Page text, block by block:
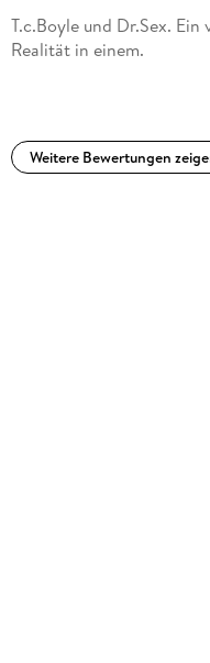
T.c.Boyle und Dr.Sex.
Realität in einem.
Weitere Bewertungen